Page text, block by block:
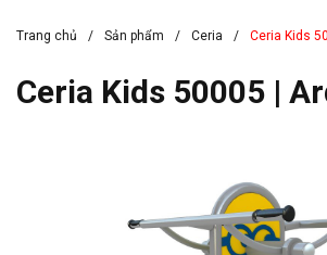
Trang chủ Sản phẩm Ceria Ceria Kids
Ceria Kids 50005 |